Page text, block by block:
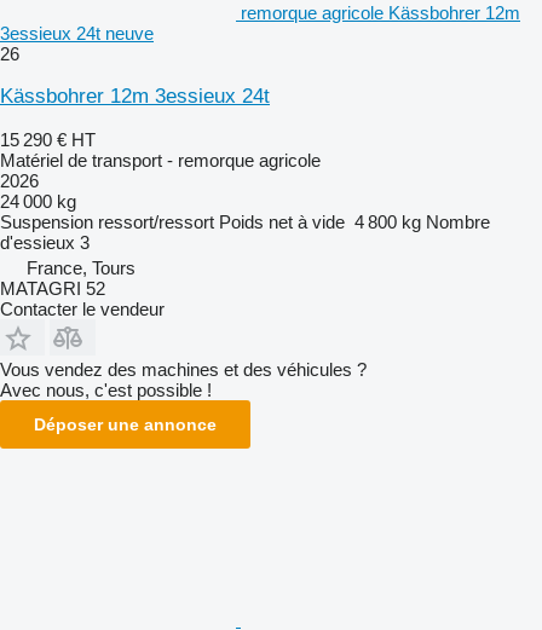
remorque agricole Kässbohrer 12m
3essieux 24t neuve
26
Kässbohrer 12m 3essieux 24t
15 290 € HT
Matériel de transport - remorque agricole
2026
24 000 kg
Suspension ressort/ressort Poids net à vide 4 800 kg Nombre
d'essieux 3
France, Tours
MATAGRI 52
Contacter le vendeur
Vous vendez des machines et des véhicules ?
Avec nous, c'est possible !
Déposer une annonce